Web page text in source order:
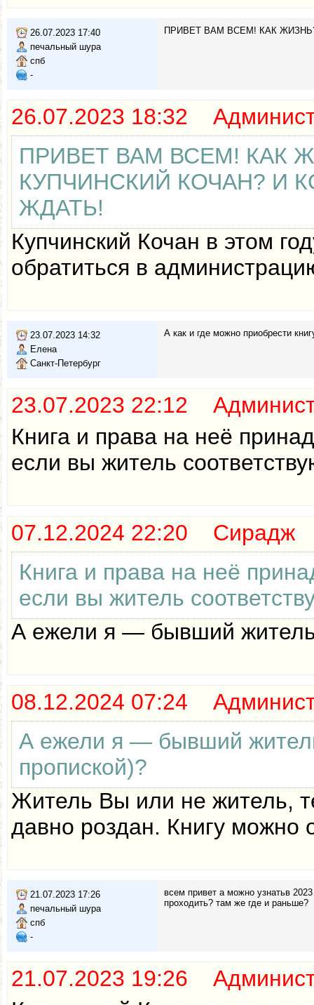
26.07.2023 17:40
печальный шура
спб
-
ПРИВЕТ ВАМ ВСЕМ! КАК
26.07.2023 18:32
ПРИВЕТ ВАМ ВСЕМ! КАК
КУПЧИНСКИЙ КОЧАН? И
ЖДАТЬ!
Купчинский Кочан в этом
обратиться в
23.07.2023 14:32
Елена
Санкт-Петербург
А как и где можно приобрести
23.07.2023 22:12
Книга и права на неё
если вы житель
07.12.2024 22:20 Сирадж
Книга и права на неё
если вы житель
А ежели я — бывший житель
08.12.2024 07:24
А ежели я — бывший
пропиской)?
Житель Вы или не житель,
давно роздан. Книгу можно
21.07.2023 17:26
печальный шура
спб
-
всем привет а можно узнатьв
проходить? там же где и раньше?
21.07.2023 19:26